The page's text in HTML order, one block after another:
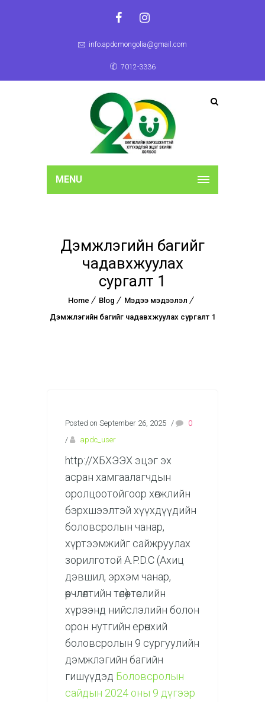
info.apdcmongolia@gmail.com
7012-3336
MENU
Дэмжлэгийн багийг
чадавхжуулах
сургалт 1
Home Blog
Мэдээ мэдээлэл
Дэмжлэгийн багийг чадавхжуулах сургалт 1
Posted on September 26, 2025 /
0
/
apdc_user
http://ХБХЭЭХ эцэг эх
асран хамгаалагчдын
оролцоотойгоор хөгжлийн
бэрхшээлтэй хүүхдүүдийн
боловсролын чанар,
хүртээмжийг сайжруулах
зорилготой A.P.D.C (Ахиц
дэвшил, эрхэм чанар,
өөрчлөлтийн төлөө) төслийн
хүрээнд нийслэлийн болон
орон нутгийн ерөнхий
боловсролын 9 сургуулийн
дэмжлэгийн багийн
гишүүдэд Боловсролын
сайдын 2024 оны 9 дүгээр